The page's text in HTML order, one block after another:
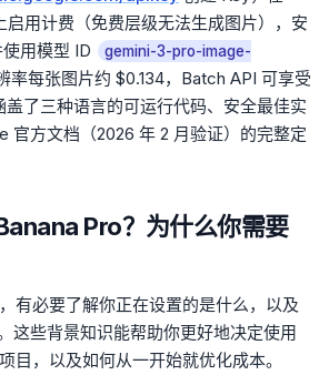
用计费（免费层级无法生成图片），安
用模型 ID
gemini-3-pro-image-
率每张图片约 $0.134，Batch API 可享受
了三种语言的可运行代码、安全最佳实
官方文档（2026 年 2 月验证）的完整定
Pro？为什么你需要
有必要了解你正在设置的是什么，以及
这些背景知识能帮助你更好地决定使用
目，以及如何从一开始就优化成本。